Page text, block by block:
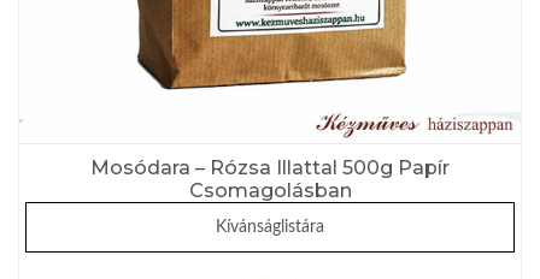
Mosódara – Rózsa Illattal 500g Papír
Csomagolásban
Kívánságlistára